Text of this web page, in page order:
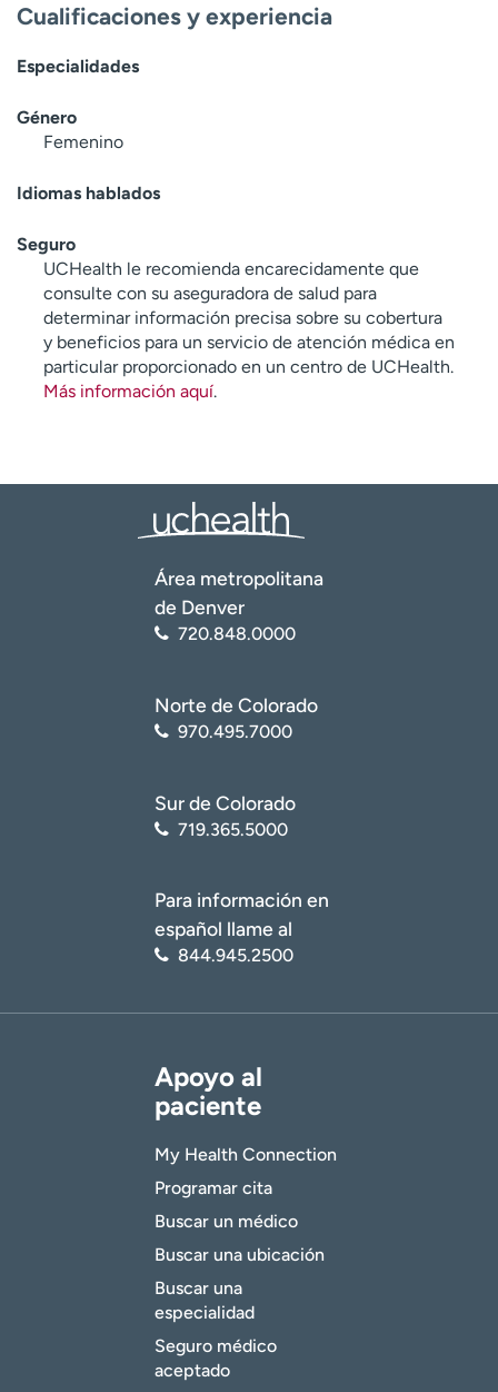
Cualificaciones y experiencia
Especialidades
Género
Femenino
Idiomas hablados
Seguro
UCHealth le recomienda encarecidamente que
consulte con su aseguradora de salud para
determinar información precisa sobre su cobertura
y beneficios para un servicio de atención médica en
particular proporcionado en un centro de UCHealth.
Más información aquí.
Área metropolitana
de Denver
720.848.0000
Norte de Colorado
970.495.7000
Sur de Colorado
719.365.5000
Para información en
español llame al
844.945.2500
Apoyo al
paciente
My Health Connection
Programar cita
Buscar un médico
Buscar una ubicación
Buscar una
especialidad
Seguro médico
aceptado